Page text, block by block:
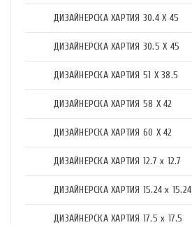
ДИЗАЙНЕРСКА ХАРТИЯ 30.4 X 45
ДИЗАЙНЕРСКА ХАРТИЯ 30.5 X 45
ДИЗАЙНЕРСКА ХАРТИЯ 51 X 38.5
ДИЗАЙНЕРСКА ХАРТИЯ 58 X 42
ДИЗАЙНЕРСКА ХАРТИЯ 60 X 42
ДИЗАЙНЕРСКА ХАРТИЯ 12.7 x 12.7
ДИЗАЙНЕРСКА ХАРТИЯ 15.24 x 15.24
ДИЗАЙНЕРСКА ХАРТИЯ 17.5 х 17.5